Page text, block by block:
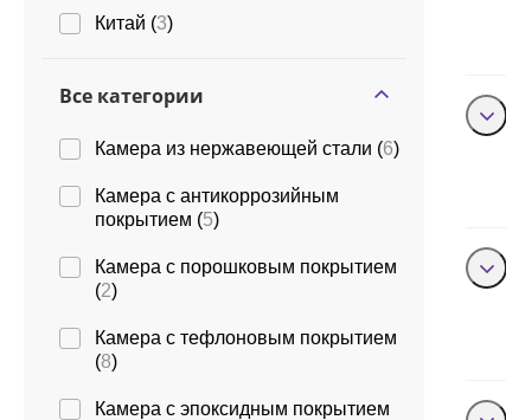
Китай (3)
Все категории
Камера из нержавеющей стали (6)
Камера с антикоррозийным
покрытием (5)
Камера с порошковым покрытием
(2)
Камера с тефлоновым покрытием
(8)
Камера с эпоксидным покрытием